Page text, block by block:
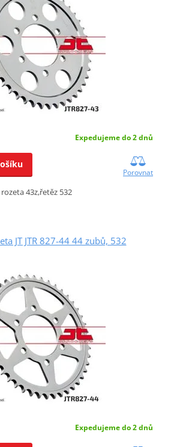
Expedujeme do 2 dnů
Porovnat
rozeta 43z,řetěz 532
JT JTR 827-44 44 zubů, 532
Expedujeme do 2 dnů